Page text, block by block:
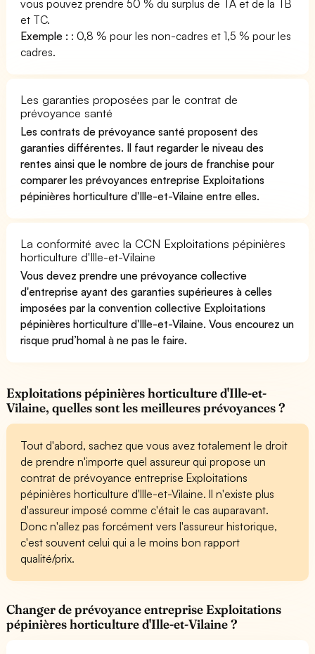
vous pouvez prendre 50 % du surplus de TA et de la TB
et TC.
Exemple : : 0,8 % pour les non-cadres et 1,5 % pour les
cadres.
Les garanties proposées par le contrat de
prévoyance santé
Les contrats de prévoyance santé proposent des
garanties différentes. Il faut regarder le niveau des
rentes ainsi que le nombre de jours de franchise pour
comparer les prévoyances entreprise Exploitations
pépinières horticulture d'Ille-et-Vilaine entre elles.
La conformité avec la CCN Exploitations pépinières
horticulture d'Ille-et-Vilaine
Vous devez prendre une prévoyance collective
d'entreprise ayant des garanties supérieures à celles
imposées par la convention collective Exploitations
pépinières horticulture d'Ille-et-Vilaine. Vous encourez un
risque prud’homal à ne pas le faire.
Exploitations pépinières horticulture d'Ille-et-
Vilaine, quelles sont les meilleures prévoyances ?
Tout d'abord, sachez que vous avez totalement le droit
de prendre n'importe quel assureur qui propose un
contrat de prévoyance entreprise Exploitations
pépinières horticulture d'Ille-et-Vilaine. Il n'existe plus
d'assureur imposé comme c'était le cas auparavant.
Donc n'allez pas forcément vers l'assureur historique,
c'est souvent celui qui a le moins bon rapport
qualité/prix.
Changer de prévoyance entreprise Exploitations
pépinières horticulture d'Ille-et-Vilaine ?